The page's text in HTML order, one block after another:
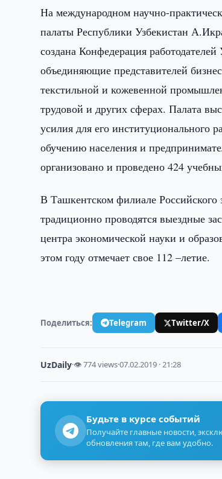
На международном научно-
палаты Республики Узбекистан
создана Конфедерация
объединяющие представителей
текстильной и кожевенной
трудовой и других сферах. Палата
усилия для его институционального
обучению населения и
организовано и проведено 424
В Ташкентском филиале Российского
традиционно проводятся выездные
центра экономической науки и
этом году отмечает свое 112 –летие.
Поделиться: Telegram Twitter/X
UzDaily·👁 774 views·07.02.2019 · 21:28
Будьте в курсе событий
Получайте главные новости,
обновления там, где вам удобно.